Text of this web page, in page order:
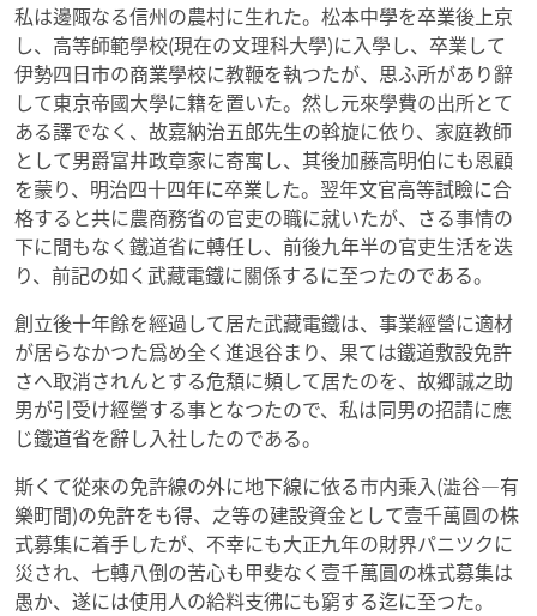
私は邊陬なる信州の農村に生れた。松本中學を卒業後上京
し、高等師範學校(現在の文理科大學)に入學し、卒業して
伊勢四日市の商業學校に教鞭を執つたが、思ふ所があり辭
して東京帝國大學に籍を置いた。然し元來學費の出所とて
ある譯でなく、故嘉納治五郎先生の斡旋に依り、家庭教師
として男爵富井政章家に寄寓し、其後加藤高明伯にも恩顧
を蒙り、明治四十四年に卒業した。翌年文官高等試瞼に合
格すると共に農商務省の官吏の職に就いたが、さる事情の
下に間もなく鐵道省に轉任し、前後九年半の官吏生活を迭
り、前記の如く武藏電鐵に關係するに至つたのである。
創立後十年餘を經過して居た武藏電鐵は、事業經營に適材
が居らなかつた爲め全く進退谷まり、果ては鐵道敷設免許
さへ取消されんとする危頽に頻して居たのを、故郷誠之助
男が引受け經營する事となつたので、私は同男の招請に應
じ鐵道省を辭し入社したのである。
斯くて從來の免許線の外に地下線に依る市内乘入(澁谷―有
樂町間)の免許をも得、之等の建設資金として壹千萬圓の株
式募集に着手したが、不幸にも大正九年の財界パニツクに
災され、七轉八倒の苦心も甲斐なく壹千萬圓の株式募集は
愚か、遂には使用人の給料支彿にも窮する迄に至つた。